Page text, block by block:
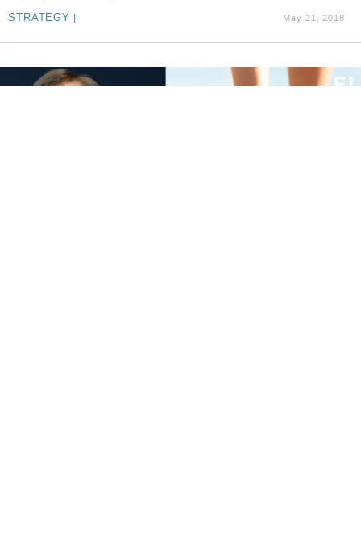
STRATEGY May 21, 2018